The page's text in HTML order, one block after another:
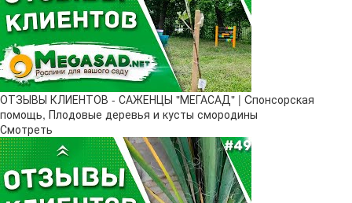
ОТЗЫВЫ КЛИЕНТОВ - САЖЕНЦЫ "МЕГАСАД" | Cпонсорская
помощь, Плодовые деревья и кусты смородины
Смотреть